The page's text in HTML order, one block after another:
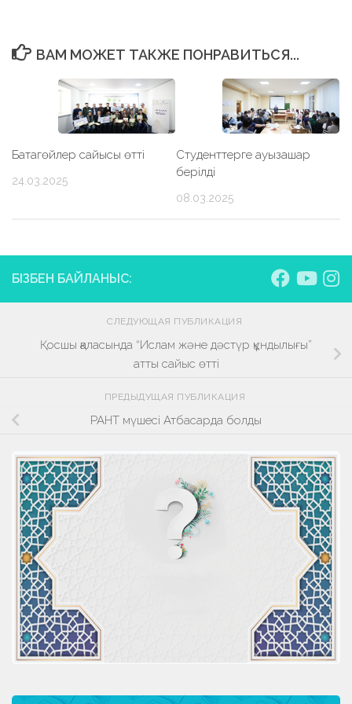
ВАМ МОЖЕТ ТАКЖЕ ПОНРАВИТЬСЯ...
Батагөйлер сайысы өтті
24.03.2025
Студенттерге ауызашар
берілді
08.03.2025
БІЗБЕН БАЙЛАНЫС:
СЛЕДУЮЩАЯ ПУБЛИКАЦИЯ
Қосшы қаласында “Ислам және дәстүр құндылығы”
атты сайыс өтті
ПРЕДЫДУЩАЯ ПУБЛИКАЦИЯ
РАНТ мүшесі Атбасарда болды